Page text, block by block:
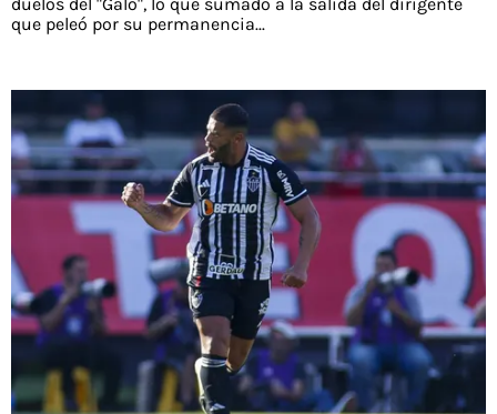
que peleó por su permanencia...